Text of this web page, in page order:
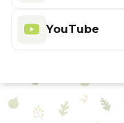
YouTube